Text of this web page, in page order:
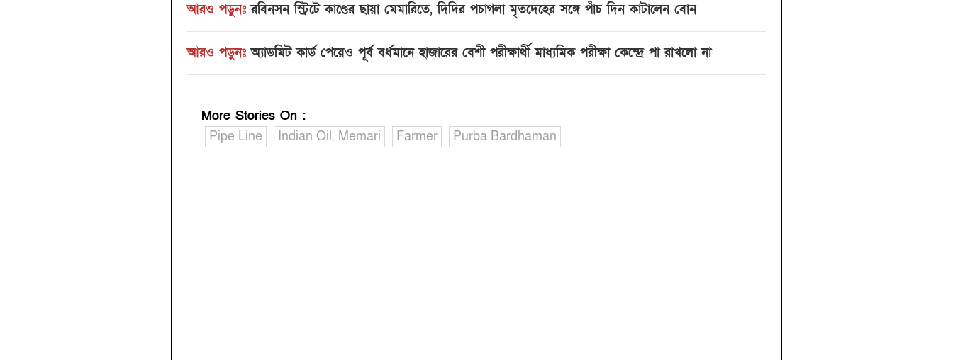
আরও পড়ুনঃ রবিনসন স্ট্রিটে কাণ্ডের ছায়া মেমারিতে, দিদির পচাগলা মৃতদেহের সঙ্গে পাঁচ দিন কাটালেন বোন
আরও পড়ুনঃ অ্যাডমিট কার্ড পেয়েও পূর্ব বর্ধমানে হাজারের বেশী পরীক্ষার্থী মাধ্যমিক পরীক্ষা কেন্দ্রে পা রাখলো না
More Stories On :
Pipe Line
Indian Oil. Memari Farmer Purba Bardhaman